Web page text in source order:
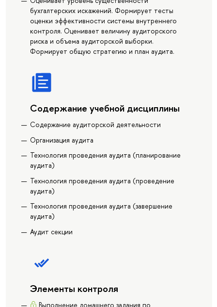
бухгалтерских искажений. Формирует тесты
оценки эффективности системы внутреннего
контроля. Оценивает величину аудиторского
риска и объема аудиторской выборки.
Формирует общую стратегию и план аудита.
Содержание учебной дисциплины
Содержание аудиторской деятельности
Организация аудита
Технология проведения аудита (планирование
аудита)
Технология проведения аудита (проведение
аудита)
Технология проведения аудита (завершение
аудита)
Аудит секции
Элементы контроля
Выполнение домашнего задания по